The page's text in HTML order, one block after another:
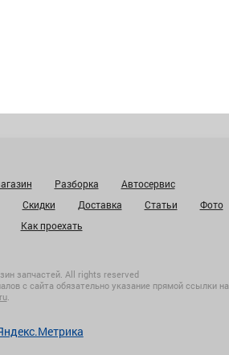
Разборка
Автосервис
Скидки Доставка Статьи
Фото
Как проехать
запчастей. All rights reserved
с сайта обязательно указание прямой ссылки на
.